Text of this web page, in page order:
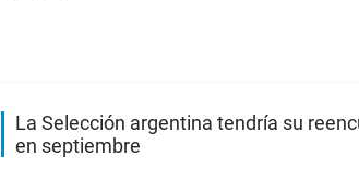
La Selección argentina tendría su
en septiembre